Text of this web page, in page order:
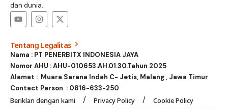
dan dunia.
Tentang Legalitas
Nama : PT PENERBITX INDONESIA JAYA
Nomor AHU : AHU-010653.AH.01.30.Tahun 2025
Alamat : Muara Sarana Indah C- Jetis, Malang , Jawa Timur
Contact Person : 0816-633-250
Beriklan dengan kami Privacy Policy Cookie Policy